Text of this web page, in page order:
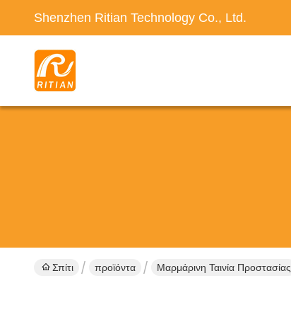
Shenzhen Ritian Technology Co., Ltd.
Σπίτι προϊόντα Μαρμάρινη Ταινία Προστασίας